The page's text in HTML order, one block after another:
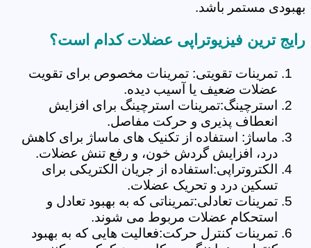
بهبودی مستمر باشد.
رایج ترین فیزیوتراپی عضلات کدام است؟
تمرینات تقویتی: تمرینات مخصوص برای تقویت
عضلات ضعیف یا آسیب دیده.
استرچینگ:تمرینات استرچینگ برای افزایش
انعطاف پذیری و حرکت مفاصل.
ماساژ: استفاده از تکنیک های ماساژ برای کاهش
درد، افزایش گردش خون، و رفع تنش عضلات.
الکتروتراپی:استفاده از جریان الکتریکی برای
تسکین درد و تحریک عضلات.
تمرینات تعادلی:تمریناتی که به بهبود تعادل و
استحکام عضلات مربوط می شوند.
تمرینات کنترل حرکت:فعالیت هایی که به بهبود